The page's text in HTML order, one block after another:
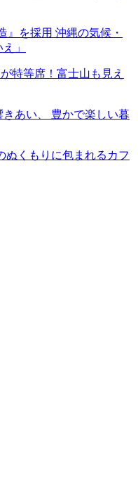
』を採用 沖縄の気候・
」
特等席！富士山も見え
きあい、 豊かで楽しい暮
ぬくもりに包まれるカフ